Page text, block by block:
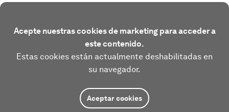
Acepte nuestras cookies de marketing para acceder a
este contenido.
Estas cookies están actualmente deshabilitadas en
su navegador.
Aceptar cookies